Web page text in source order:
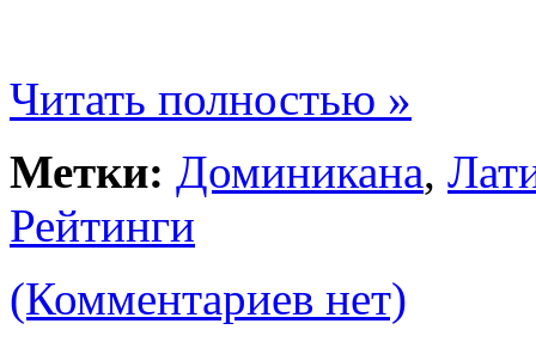
Читать полностью »
Метки: Доминикана,
Рейтинги
(Комментариев нет)